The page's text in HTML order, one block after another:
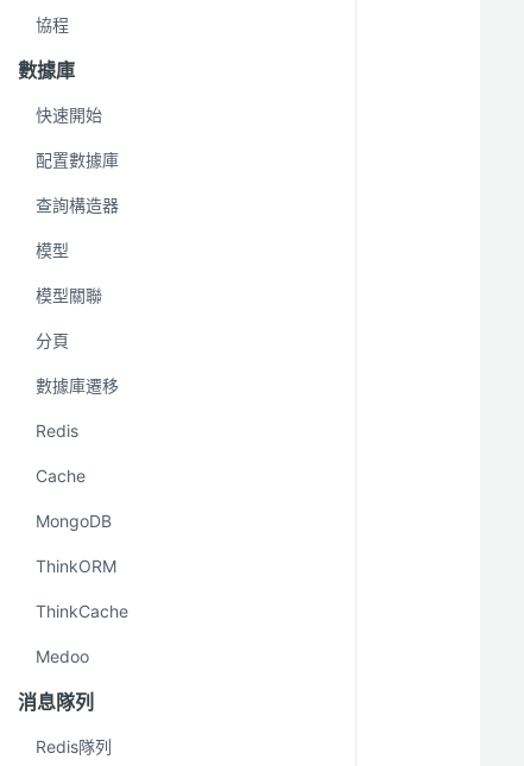
協程
數據庫
快速開始
配置數據庫
查詢構造器
模型
模型關聯
分頁
數據庫遷移
Redis
Cache
MongoDB
ThinkORM
ThinkCache
Medoo
消息隊列
Redis隊列